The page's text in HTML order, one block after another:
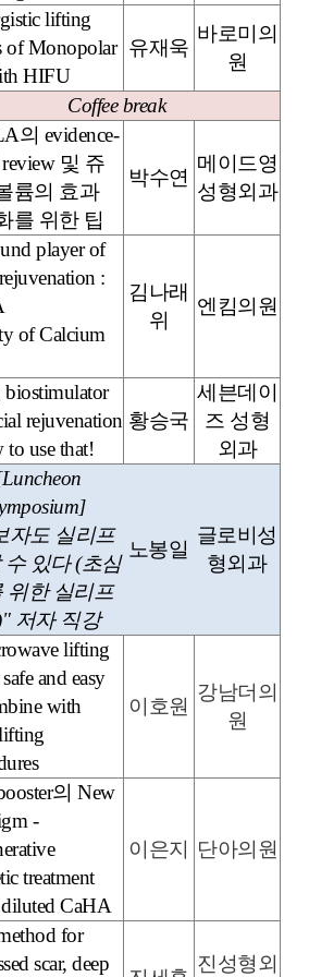
lifting
of Monopolar
HIFU
유재욱
바로미의
원
Coffee break
의 evidence-
review 및 쥬
륨의 효과
를 위한 팁
박수연
메이드영
성형외과
player of
:
of Calcium
김나래
위
엔킴의원
biostimulator
rejuvenation
to use that!
황승국
세븐데이
즈 성형
외과
자도 실리프
수 있다 (초심
위한 실리프
저자 직강
노봉일
글로비성
형외과
lifting
and easy
with
이호원
강남더의
원
의 New
-
treatment
CaHA
이은지 단아의원
for
scar, deep
진성형외